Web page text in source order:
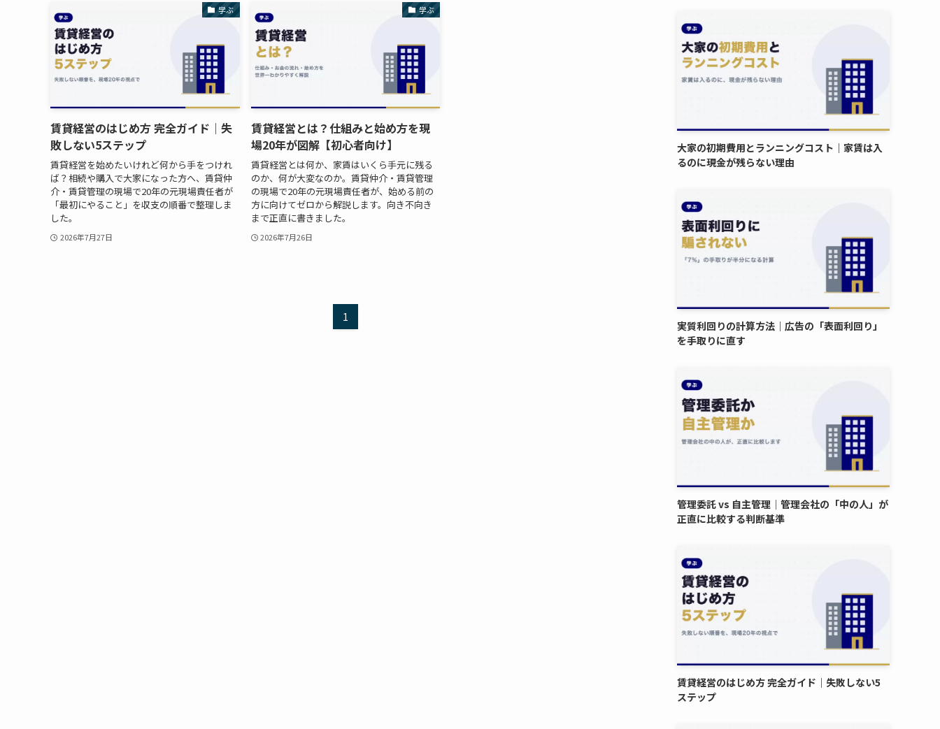
学ぶ
賃貸経営のはじめ方 完全ガイド｜失
敗しない5ステップ
賃貸経営を始めたいけれど何から手をつけれ
ば？相続や購入で大家になった方へ、賃貸仲
介・賃貸管理の現場で20年の元現場責任者が
「最初にやること」を収支の順番で整理しま
した。
2026年7月27日
学ぶ
賃貸経営とは？仕組みと始め方を現
場20年が図解【初心者向け】
賃貸経営とは何か、家賃はいくら手元に残る
のか、何が大変なのか。賃貸仲介・賃貸管理
の現場で20年の元現場責任者が、始める前の
方に向けてゼロから解説します。向き不向き
まで正直に書きました。
2026年7月26日
1
大家の初期費用とランニングコスト｜家賃は入
るのに現金が残らない理由
実質利回りの計算方法｜広告の「表面利回り」
を手取りに直す
管理委託 vs 自主管理｜管理会社の「中の人」が
正直に比較する判断基準
賃貸経営のはじめ方 完全ガイド｜失敗しない5
ステップ